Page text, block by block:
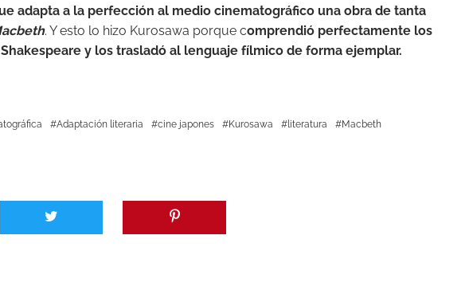
adapta a la perfección al medio cinematográfico una obra de tanta
. Y esto lo hizo Kurosawa porque comprendió perfectamente los
y los trasladó al lenguaje fílmico de forma ejemplar.
Adaptación literaria cine japones Kurosawa literatura
Macbeth